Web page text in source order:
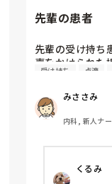
先輩の患者
先輩の受け持ち
声をかけられた
受け持ち 点滴
みささみ
内科, 新人ナ
くるみ